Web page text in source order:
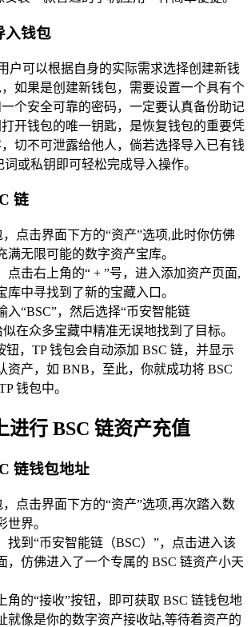
入钱包
户可以根据自身的实际需求选择创建新钱
如果是创建新钱包，需要设置一个具有个
个安全可靠的密码，一定要认真备份助记
开钱包的唯一钥匙，是恢复钱包的重要凭
切不可泄露给他人，倘若选择导入已有钱
或私钥即可轻松完成导入操作。
链
，点击界面下方的“资产”选项,此时你仿佛
满无限可能的数字资产宝库。
点击右上角的“ + ”号，进入添加资产页面,
库中寻找到了新的宝藏入口。
入“BSC”，然后选择“币安智能链
似在众多宝藏中精准无误地找到了目标。
钮，TP 钱包会自动添加 BSC 链，并显示
资产，如 BNB，至此，你就成功将 BSC
钱包中。
进行 BSC 链资产充值
链钱包地址
，点击界面下方的“资产”选项,再次踏入数
世界。
找到“币安智能链（BSC）”，点击进入该
，仿佛进入了一个专属的 BSC 链资产小天
角的“接收”按钮，即可获取 BSC 链钱包地
就像是你的数字资产接收站,等待着资产的